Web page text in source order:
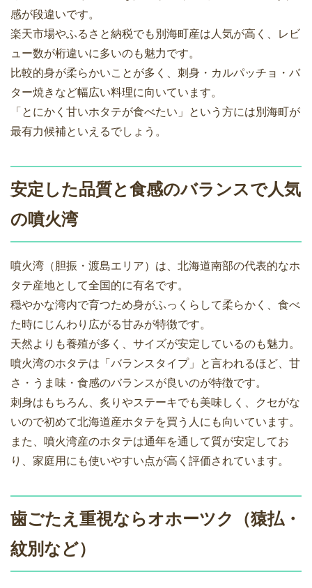
感が段違いです。
楽天市場やふるさと納税でも別海町産は人気が高く、レビ
ュー数が桁違いに多いのも魅力です。
比較的身が柔らかいことが多く、刺身・カルパッチョ・バ
ター焼きなど幅広い料理に向いています。
「とにかく甘いホタテが食べたい」という方には別海町が
最有力候補といえるでしょう。
安定した品質と食感のバランスで人気
の噴火湾
噴火湾（胆振・渡島エリア）は、北海道南部の代表的なホ
タテ産地として全国的に有名です。
穏やかな湾内で育つため身がふっくらして柔らかく、食べ
た時にじんわり広がる甘みが特徴です。
天然よりも養殖が多く、サイズが安定しているのも魅力。
噴火湾のホタテは「バランスタイプ」と言われるほど、甘
さ・うま味・食感のバランスが良いのが特徴です。
刺身はもちろん、炙りやステーキでも美味しく、クセがな
いので初めて北海道産ホタテを買う人にも向いています。
また、噴火湾産のホタテは通年を通して質が安定してお
り、家庭用にも使いやすい点が高く評価されています。
歯ごたえ重視ならオホーツク（猿払・
紋別など）